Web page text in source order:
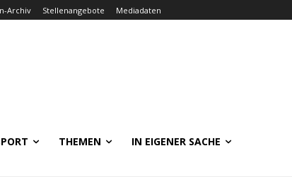
Archiv Stellenangebote Mediadaten
THEMEN IN EIGENER SACHE